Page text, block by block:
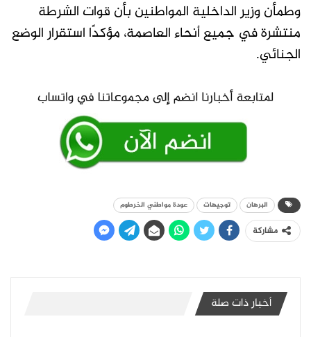
وطمأن وزير الداخلية المواطنين بأن قوات الشرطة
منتشرة في جميع أنحاء العاصمة، مؤكدًا استقرار الوضع
الجنائي.
البرهان توجيهات عودة مواطني الخرطوم
مشاركة
أخبار ذات صلة